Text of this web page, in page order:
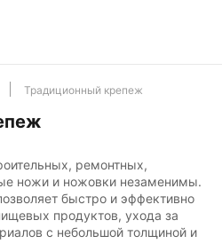
Традиционный крепеж
ремонтных,
ножи и ножовки незаменимы.
быстро и эффективно
продуктов, ухода за
с небольшой толщиной и
Хранение
Крепеж
Новости
Отдел продаж